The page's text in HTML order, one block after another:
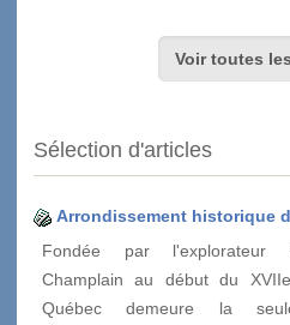
Voir toutes
Sélection d'articles
Arrondissement historique
Fondée par l'explorateur
Champlain au début du XVIIe
Québec demeure la